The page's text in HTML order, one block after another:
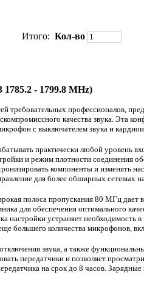
Итого: Кол-во
1785.2 - 1799.8 MHz)
требовательных профессионалов,
качества звука. Эта
с выключателем звука и
практически любой уровень
и режим плотности
компоненты и изменять
для более обширных сетевых
полоса пропускания 80 МГц
для обеспечения оптимального
устраняет
количества микрофонов,
звука, а также
передатчики и позволяет
на срок до 8 часов.